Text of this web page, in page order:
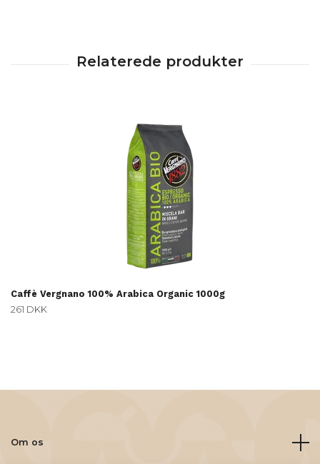
Caffè Vergnano 100% Arabica Organic 1000g
261 DKK
Om os